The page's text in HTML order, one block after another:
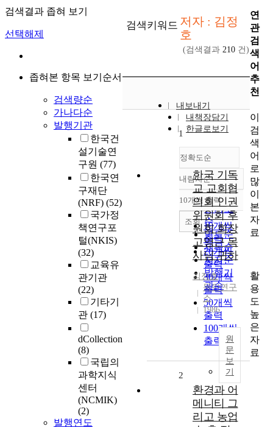
검색결과 좁혀 보기
선택해제
좁혀본 항목 보기순서
검색량순
가나다순
발행기관
한국건
설기술연
구원 (77)
한국연
구재단
(NRF) (52)
국가정
책연구포
털(NKIS)
(32)
교육유
관기관
(22)
기타기
관 (17)
dCollection
(8)
국립의
과학지식
센터
(NCMIK)
(2)
발행연도
검색키워드 저자 : 김정
호
(검색결과 210 건)
내보내기
내책장담기
한글로보기
정확도순
정확도
순
인기도
순
연도순
제목순
저자순
발행기
관순
내림차순
내림차순
10개씩 출력
10개씩
출력
20개씩
출력
30개씩
출력
50개씩
출력
100개씩
출력
조회
1
한국 기독
교 교회협
의회 인권
위원회 후
원회 회장
고영근 목
사님 귀하
김정호
목민연구
소
1986
원
문
보
기
2
환경과 어
메니티 그
리고 농업
연
관
검
색
어
추
천
이
검
색
어
로
많
이
본
자
료
활
용
도
높
은
자
료